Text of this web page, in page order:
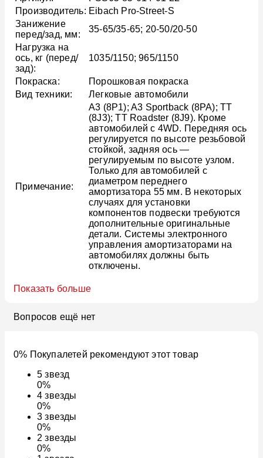
Производитель: Eibach Pro-Street-S
Занижение
перед/зад, мм:
35-65/35-65; 20-50/20-50
Нагрузка на
ось, кг (перед/
зад):
1035/1150; 965/1150
Покраска:
Порошковая покраска
Вид техники:
Легковые автомобили
Примечание:
A3 (8P1); A3 Sportback (8PA); TT
(8J3); TT Roadster (8J9). Кроме
автомобилей с 4WD. Передняя ось
регулируется по высоте резьбовой
стойкой, задняя ось —
регулируемым по высоте узлом.
Только для автомобилей с
диаметром переднего
амортизатора 55 мм. В некоторых
случаях для установки
компонентов подвески требуются
дополнительные оригинальные
детали. Системы электронного
управления амортизаторами на
автомобилях должны быть
отключены.
Показать больше
Вопросов ещё нет
0% Покупалетей рекомендуют этот товар
5звезд
0%
4звезды
0%
3звезды
0%
2звезды
0%